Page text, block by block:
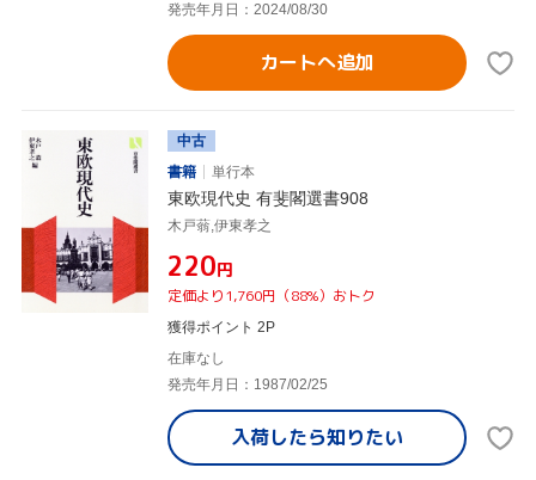
発売年月日：2024/08/30
カートへ追加
中古
書籍
単行本
東欧現代史 有斐閣選書908
木戸蓊,伊東孝之
¥220円
定価より1,760円（88%）おトク
獲得ポイント 2P
在庫なし
発売年月日：1987/02/25
入荷したら知りたい